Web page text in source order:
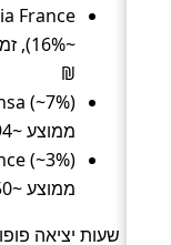
₪
ממוצע ~994 ₪
ממוצע ~1350 ₪